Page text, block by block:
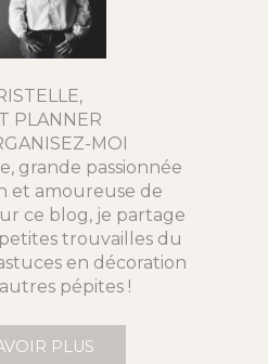
PLANNER
MOI
grande passionnée
et amoureuse de
ce blog, je partage
trouvailles du
en décoration
pépites !
PLUS